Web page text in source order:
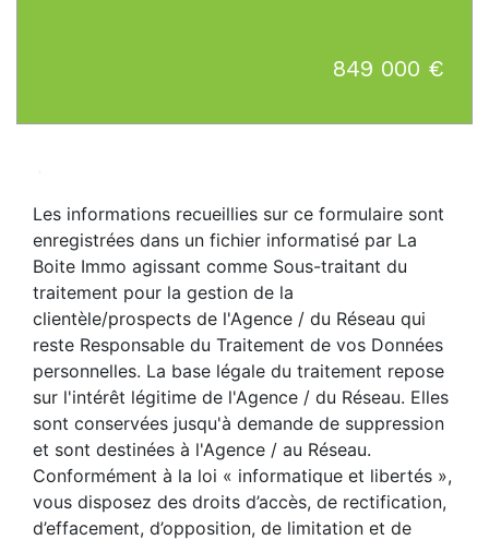
849 000 €
Les informations recueillies sur ce formulaire sont
enregistrées dans un fichier informatisé par La
Boite Immo agissant comme Sous-traitant du
traitement pour la gestion de la
clientèle/prospects de l'Agence / du Réseau qui
reste Responsable du Traitement de vos Données
personnelles. La base légale du traitement repose
sur l'intérêt légitime de l'Agence / du Réseau. Elles
sont conservées jusqu'à demande de suppression
et sont destinées à l'Agence / au Réseau.
Conformément à la loi « informatique et libertés »,
vous disposez des droits d’accès, de rectification,
d’effacement, d’opposition, de limitation et de